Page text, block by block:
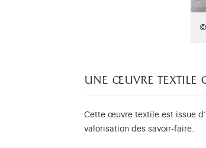
une œuvre textile
Cette œuvre textile est issue
valorisation des savoir-faire.